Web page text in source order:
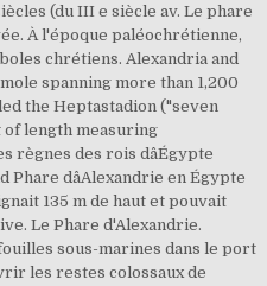
(du III e siècle av. Le phare
À l'époque paléochrétienne,
chrétiens. Alexandria and
spanning more than 1,200
the Heptastadion ("seven
of length measuring
règnes des rois dâÉgypte
dâAlexandrie en Égypte
135 m de haut et pouvait
Le Phare d'Alexandrie.
sous-marines dans le port
les restes colossaux de